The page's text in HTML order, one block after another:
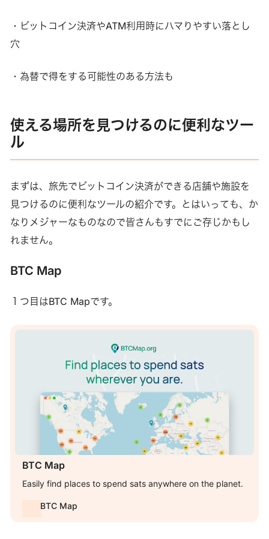
・ビットコイン決済やATM利用時にハマりやすい落とし
穴
・為替で得をする可能性のある方法も
使える場所を見つけるのに便利なツー
ル
まずは、旅先でビットコイン決済ができる店舗や施設を
見つけるのに便利なツールの紹介です。とはいっても、か
なりメジャーなものなので皆さんもすでにご存じかもし
れません。
BTC Map
１つ目はBTC Mapです。
BTC Map
Easily find places to spend sats anywhere on the planet.
BTC Map